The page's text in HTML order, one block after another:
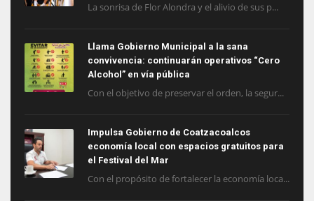
La sonrisa de Flor Alondra y el alivio de sus p...
Llama Gobierno Municipal a la sana
convivencia: continuarán operativos “Cero
Alcohol” en vía pública
Con el objetivo de preservar el orden, la segur...
Impulsa Gobierno de Coatzacoalcos
economía local con espacios gratuitos para
el Festival del Mar
Con el propósito de fortalecer la economía loca...